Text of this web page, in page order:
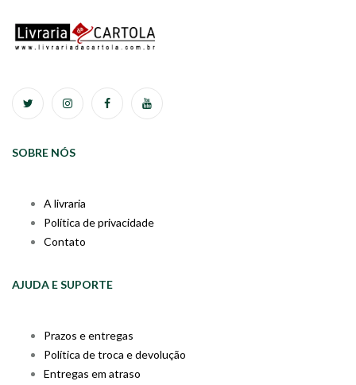
SOBRE NÓS
A livraria
Política de privacidade
Contato
AJUDA E SUPORTE
Prazos e entregas
Política de troca e devolução
Entregas em atraso